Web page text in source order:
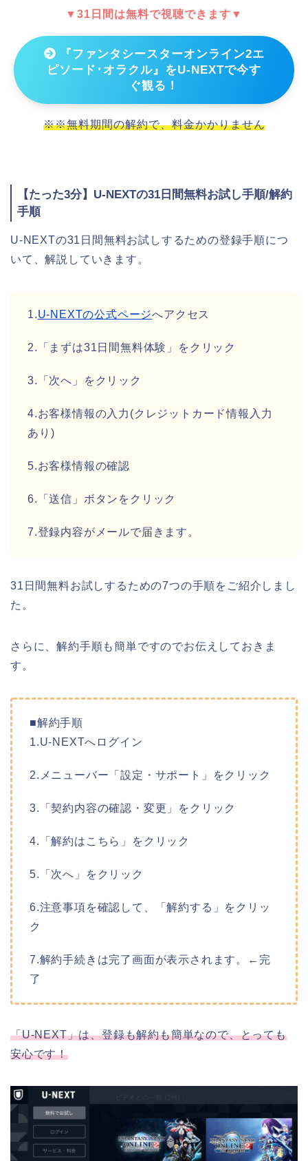
▼31日間は無料で視聴できます▼
『ファンタシースターオンライン2エ
ピソード･オラクル』をU-NEXTで今す
ぐ観る！
※※無料期間の解約で、料金かかりません
【たった3分】U-NEXTの31日間無料お試し手順/解約
手順
U-NEXTの31日間無料お試しするための登録手順につ
いて、解説していきます。
1.U-NEXTの公式ページへアクセス
2.「まずは31日間無料体験」をクリック
3.「次へ」をクリック
4.お客様情報の入力(クレジットカード情報入力
あり)
5.お客様情報の確認
6.「送信」ボタンをクリック
7.登録内容がメールで届きます。
31日間無料お試しするための7つの手順をご紹介しまし
た。
さらに、解約手順も簡単ですのでお伝えしておきま
す。
■解約手順
1.U-NEXTへログイン
2.メニューバー「設定・サポート」をクリック
3.「契約内容の確認・変更」をクリック
4.「解約はこちら」をクリック
5.「次へ」をクリック
6.注意事項を確認して、「解約する」をクリッ
ク
7.解約手続きは完了画面が表示されます。←完
了
「U-NEXT」は、登録も解約も簡単なので、とっても
安心です！